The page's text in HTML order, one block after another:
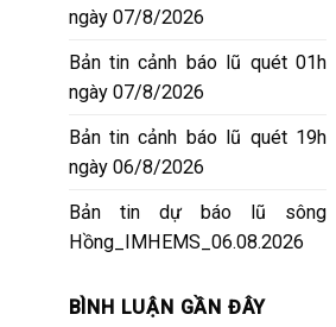
ngày 07/8/2026
Bản tin cảnh báo lũ quét 01h
ngày 07/8/2026
Bản tin cảnh báo lũ quét 19h
ngày 06/8/2026
Bản tin dự báo lũ sông
Hồng_IMHEMS_06.08.2026
BÌNH LUẬN GẦN ĐÂY